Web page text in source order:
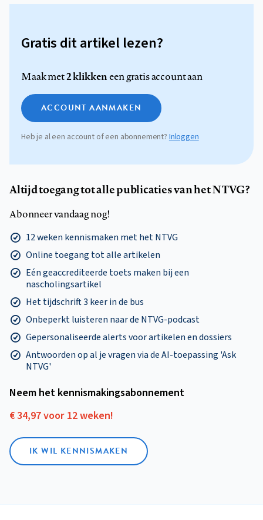
Gratis dit artikel lezen?
Maak met2 klikkeneen gratis account aan
ACCOUNT AANMAKEN
Heb je al een account of een abonnement? Inloggen
Altijd toegang tot alle publicaties van het NTVG?
Abonneer vandaag nog!
12 weken kennismaken met het NTVG
Online toegang tot alle artikelen
Eén geaccrediteerde toets maken bij een
nascholingsartikel
Het tijdschrift 3 keer in de bus
Onbeperkt luisteren naar de NTVG-podcast
Gepersonaliseerde alerts voor artikelen en dossiers
Antwoorden op al je vragen via de AI-toepassing 'Ask
NTVG'
Neem het kennismakings­abonnement
€ 34,97 voor 12 weken!
IK WIL KENNISMAKEN